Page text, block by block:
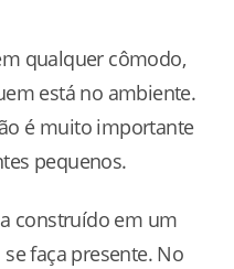
qualquer cômodo,
está no ambiente.
é muito importante
pequenos.
construído em um
faça presente. No